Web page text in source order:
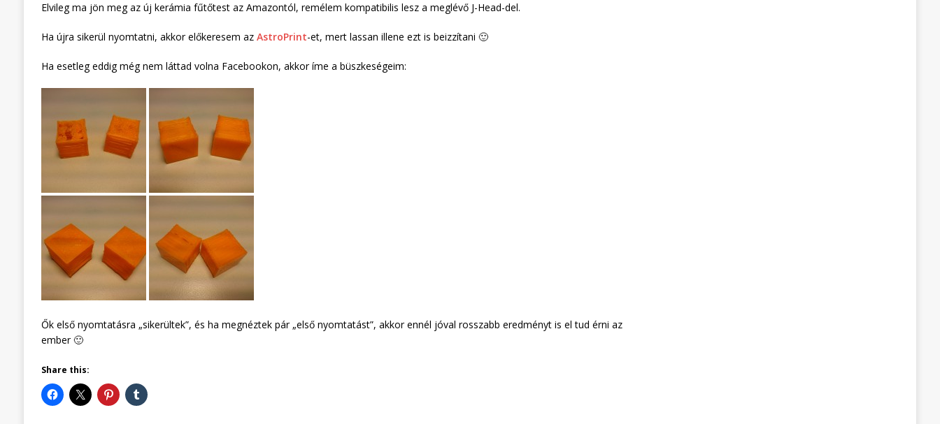
Elvileg ma jön meg az új kerámia fűtőtest az Amazontól, remélem kompatibilis lesz a meglévő J-Head-del.
Ha újra sikerül nyomtatni, akkor előkeresem az AstroPrint-et, mert lassan illene ezt is beizzítani 🙂
Ha esetleg eddig még nem láttad volna Facebookon, akkor íme a büszkeségeim:
Ők első nyomtatásra „sikerültek”, és ha megnéztek pár „első nyomtatást”, akkor ennél jóval rosszabb eredményt is el tud érni az
ember 🙂
Share this: